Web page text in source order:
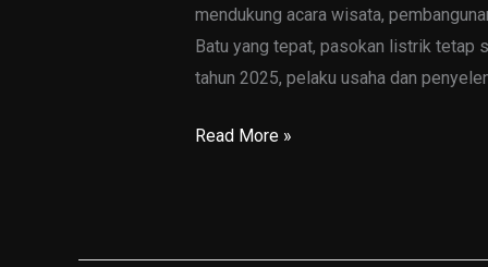
mendukung acara wisata,
Batu yang tepat, pasokan listrik tetap
tahun 2025, pelaku usaha dan
Sewa
Solusi
Read More »